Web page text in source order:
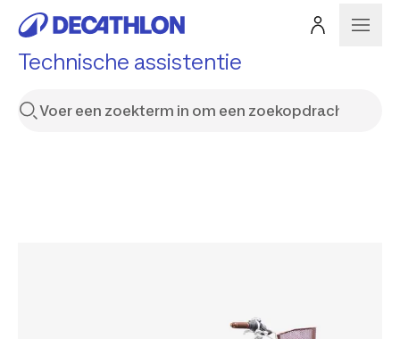
Technische assistentie